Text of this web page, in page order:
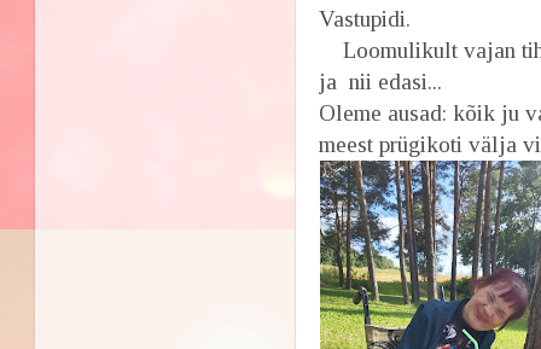
Vastupidi.
Loomulikult vajan
ja nii edasi...
Oleme ausad: kõik ju
meest prügikoti välja